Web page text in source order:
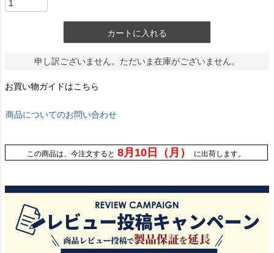
カートに入れる
申し訳ございません。ただいま在庫がございません。
お買い物ガイドはこちら
商品についてのお問い合わせ